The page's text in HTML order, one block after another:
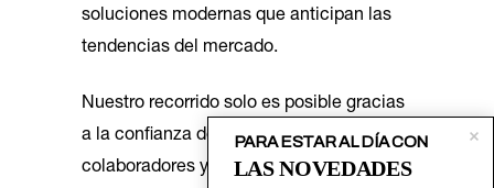
soluciones modernas que anticipan las
tendencias del mercado.
Nuestro recorrido solo es posible gracias
a la confianza de nuestros clientes,
colaboradores y socios. A cada uno de
PARA ESTAR AL DÍA CON
LAS NOVEDADES